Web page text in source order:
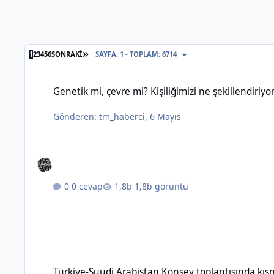
123456SONRAKI SON SAYFA
SAYFA: 1 - TOPLAM: 6714
Genetik mi, çevre mi? Kişiliğimizi ne
Gönderen:tm_haberci,6 Mayıs
0 cevap 1,8b görüntü